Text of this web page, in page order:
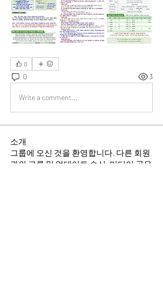
0
0 3
Write a comment...
소개
그룹에 오신 것을 환영합니다. 다른 회원
과의 교류 및 업데이트 수신, 미디어 공유